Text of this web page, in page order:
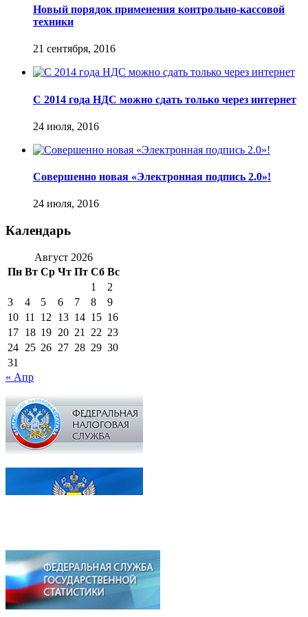
Новый порядок применения контрольно-кассовой
техники
21 сентября, 2016
С 2014 года НДС можно сдать только через интернет
24 июля, 2016
Совершенно новая «Электронная подпись 2.0»!
24 июля, 2016
Календарь
Август 2026
Пн Вт Ср Чт Пт Сб Вс
1
2
3
4 5 6 7 8
9
10 11 12 13 14 15 16
17 18 19 20 21 22 23
24 25 26 27 28 29 30
31
« Апр